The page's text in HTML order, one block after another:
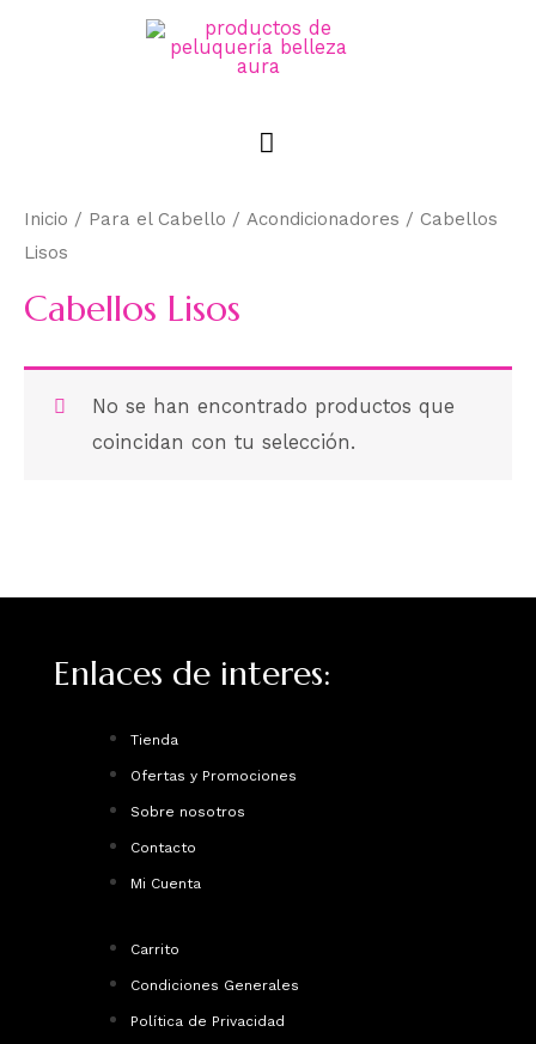
Inicio / Para el Cabello / Acondicionadores / Cabellos
Lisos
Cabellos Lisos
No se han encontrado productos que
coincidan con tu selección.
Enlaces de interes:
Tienda
Ofertas y Promociones
Sobre nosotros
Contacto
Mi Cuenta
Carrito
Condiciones Generales
Política de Privacidad